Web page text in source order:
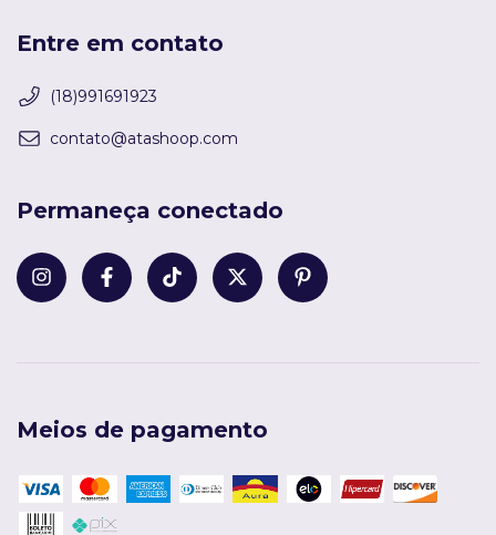
Entre em contato
(18)991691923
contato@atashoop.com
Permaneça conectado
Meios de pagamento